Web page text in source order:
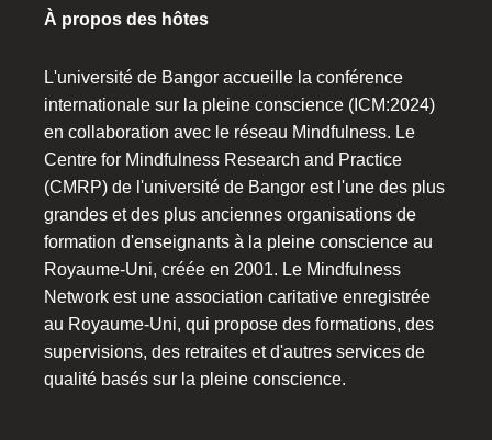
À propos des hôtes
L'université de Bangor accueille la conférence
internationale sur la pleine conscience (ICM:2024)
en collaboration avec le réseau Mindfulness. Le
Centre for Mindfulness Research and Practice
(CMRP) de l'université de Bangor est l'une des plus
grandes et des plus anciennes organisations de
formation d'enseignants à la pleine conscience au
Royaume-Uni, créée en 2001. Le Mindfulness
Network est une association caritative enregistrée
au Royaume-Uni, qui propose des formations, des
supervisions, des retraites et d'autres services de
qualité basés sur la pleine conscience.